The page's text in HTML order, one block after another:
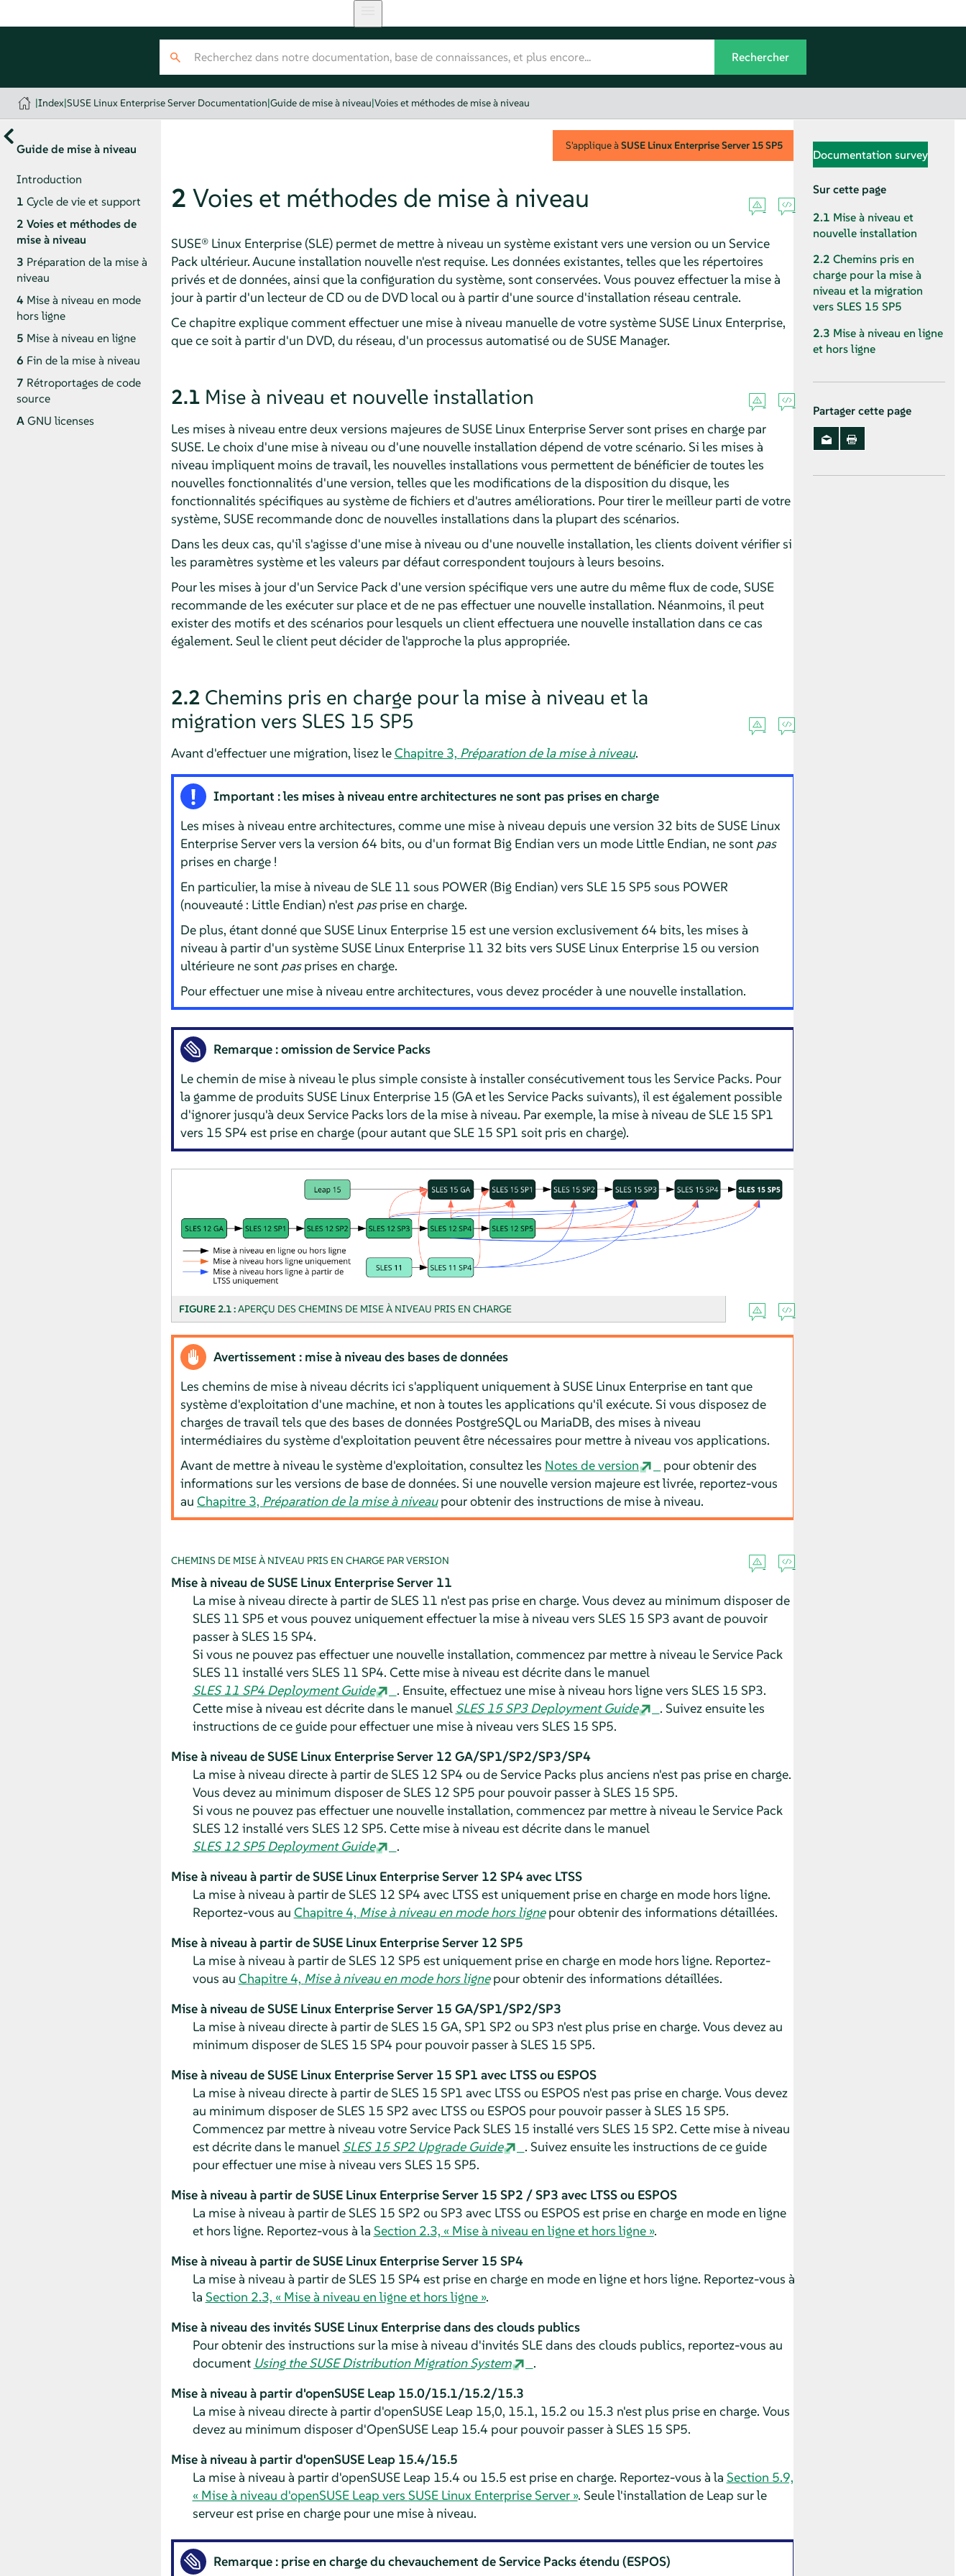
|Index|SUSE Linux Enterprise Server Documentation|Guide de mise à niveau|Voies et méthodes de mise à niveau
Guide de mise à niveau
Introduction
1 Cycle de vie et support
2 Voies et méthodes de
mise à niveau
3 Préparation de la mise à
niveau
4 Mise à niveau en mode
hors ligne
5 Mise à niveau en ligne
6 Fin de la mise à niveau
7 Rétroportages de code
source
AGNU licenses
S'applique àSUSE Linux Enterprise Server 15 SP5
2 Voies et méthodes de mise à niveau
SUSE® Linux Enterprise (SLE) permet de mettre à niveau un système existant vers une version ou un Service
Pack ultérieur. Aucune installation nouvelle n'est requise. Les données existantes, telles que les répertoires
privés et de données, ainsi que la configuration du système, sont conservées. Vous pouvez effectuer la mise à
jour à partir d'un lecteur de CD ou de DVD local ou à partir d'une source d'installation réseau centrale.
Ce chapitre explique comment effectuer une mise à niveau manuelle de votre système SUSE Linux Enterprise,
que ce soit à partir d'un DVD, du réseau, d'un processus automatisé ou de SUSE Manager.
2.1 Mise à niveau et nouvelle installation
Les mises à niveau entre deux versions majeures de SUSE Linux Enterprise Serversont prises en charge par
SUSE. Le choix d'une mise à niveau ou d'une nouvelle installation dépend de votre scénario. Si les mises à
niveau impliquent moins de travail, les nouvelles installations vous permettent de bénéficier de toutes les
nouvelles fonctionnalités d'une version, telles que les modifications de la disposition du disque, les
fonctionnalités spécifiques au système de fichiers et d'autres améliorations. Pour tirer le meilleur parti de votre
système, SUSE recommande donc de nouvelles installations dans la plupart des scénarios.
Dans les deux cas, qu'il s'agisse d'une mise à niveau ou d'une nouvelle installation, les clients doivent vérifier si
les paramètres système et les valeurs par défaut correspondent toujours à leurs besoins.
Pour les mises à jour d'un Service Pack d'une version spécifique vers une autre du même flux de code, SUSE
recommande de les exécuter sur place et de ne pas effectuer une nouvelle installation. Néanmoins, il peut
exister des motifs et des scénarios pour lesquels un client effectuera une nouvelle installation dans ce cas
également. Seul le client peut décider de l'approche la plus appropriée.
2.2 Chemins pris en charge pour la mise à niveau et la
migration vers SLES 15 SP5
Avant d'effectuer une migration, lisez leChapitre 3, Préparation de la mise à niveau.
Important : les mises à niveau entre architectures ne sont pas prises en charge
Les mises à niveau entre architectures, comme une mise à niveau depuis une version 32 bits de SUSE Linux
Enterprise Serververs la version 64 bits, ou d'un format Big Endian vers un mode Little Endian, ne sont pas
prises en charge !
En particulier, la mise à niveau de SLE 11 sous POWER (Big Endian) vers SLE 15 SP5 sous POWER
(nouveauté : Little Endian) n'est pasprise en charge.
De plus, étant donné que SUSE Linux Enterprise 15 est une version exclusivement 64 bits, les mises à
niveau à partir d'un système SUSE Linux Enterprise 11 32 bits vers SUSE Linux Enterprise 15 ou version
ultérieure ne sont pasprises en charge.
Pour effectuer une mise à niveau entre architectures, vous devez procéder à une nouvelle installation.
Remarque : omission de Service Packs
Le chemin de mise à niveau le plus simple consiste à installer consécutivement tous les Service Packs. Pour
la gamme de produits SUSE Linux Enterprise 15 (GA et les Service Packs suivants), il est également possible
d'ignorer jusqu'à deux Service Packs lors de la mise à niveau. Par exemple, la mise à niveau de SLE 15 SP1
vers 15 SP4 est prise en charge (pour autant que SLE 15 SP1 soit pris en charge).
FIGURE 2.1 :APERÇU DES CHEMINS DE MISE À NIVEAU PRIS EN CHARGE
Avertissement : mise à niveau des bases de données
Les chemins de mise à niveau décrits ici s'appliquent uniquement à SUSE Linux Enterprise en tant que
système d'exploitation d'une machine, et non à toutes les applications qu'il exécute. Si vous disposez de
charges de travail tels que des bases de données PostgreSQL ou MariaDB, des mises à niveau
intermédiaires du système d'exploitation peuvent être nécessaires pour mettre à niveau vos applications.
Avant de mettre à niveau le système d'exploitation, consultez les Notes de version
pour obtenir des
informations sur les versions de base de données. Si une nouvelle version majeure est livrée, reportez-vous
auChapitre 3, Préparation de la mise à niveaupour obtenir des instructions de mise à niveau.
CHEMINS DE MISE À NIVEAU PRIS EN CHARGE PAR VERSION
Mise à niveau deSUSE Linux Enterprise Server11
La mise à niveau directe à partir de SLES 11 n'est pas prise en charge. Vous devez au minimum disposer de
SLES 11 SP5 et vous pouvez uniquement effectuer la mise à niveau vers SLES 15 SP3 avant de pouvoir
passer à SLES 15 SP4.
Si vous ne pouvez pas effectuer une nouvelle installation, commencez par mettre à niveau le Service Pack
SLES 11 installé vers SLES 11 SP4. Cette mise à niveau est décrite dans le manuel
SLES11 SP4 Deployment Guide . Ensuite, effectuez une mise à niveau hors ligne vers SLES 15 SP3.
Cette mise à niveau est décrite dans le manuel SLES15 SP3Deployment Guide
. Suivez ensuite les
instructions de ce guide pour effectuer une mise à niveau vers SLES 15 SP5.
Mise à niveau deSUSE Linux Enterprise Server12 GA/SP1/SP2/SP3/SP4
La mise à niveau directe à partir de SLES 12 SP4 ou de Service Packs plus anciens n'est pas prise en charge.
Vous devez au minimum disposer de SLES 12 SP5 pour pouvoir passer à SLES 15 SP5.
Si vous ne pouvez pas effectuer une nouvelle installation, commencez par mettre à niveau le Service Pack
SLES 12 installé vers SLES 12 SP5. Cette mise à niveau est décrite dans le manuel
SLES12 SP5Deployment Guide
.
Mise à niveau à partir deSUSE Linux Enterprise Server12 SP4 avec LTSS
La mise à niveau à partir de SLES 12 SP4 avec LTSS est uniquement prise en charge en mode hors ligne.
Reportez-vous au Chapitre 4, Mise à niveau en mode hors lignepour obtenir des informations détaillées.
Mise à niveau à partir deSUSE Linux Enterprise Server12 SP5
La mise à niveau à partir de SLES 12 SP5 est uniquement prise en charge en mode hors ligne. Reportez-
vous au Chapitre 4, Mise à niveau en mode hors lignepour obtenir des informations détaillées.
Mise à niveau deSUSE Linux Enterprise Server15 GA/SP1/SP2/SP3
La mise à niveau directe à partir de SLES 15 GA, SP1 SP2 ou SP3 n'est plus prise en charge. Vous devez au
minimum disposer de SLES 15 SP4 pour pouvoir passer à SLES 15 SP5.
Mise à niveau deSUSE Linux Enterprise Server 15 SP1 avec LTSS ou ESPOS
La mise à niveau directe à partir de SLES 15 SP1 avec LTSS ou ESPOS n'est pas prise en charge. Vous devez
au minimum disposer de SLES 15 SP2 avec LTSS ou ESPOS pour pouvoir passer à SLES 15 SP5.
Commencez par mettre à niveau votre Service Pack SLES 15 installé vers SLES 15 SP2. Cette mise à niveau
est décrite dans le manuel SLES15 SP2 Upgrade Guide
. Suivez ensuite les instructions de ce guide
pour effectuer une mise à niveau vers SLES 15 SP5.
Mise à niveau à partir deSUSE Linux Enterprise Server15 SP2 / SP3 avec LTSS ou ESPOS
La mise à niveau à partir de SLES 15 SP2 ou SP3 avec LTSS ou ESPOS est prise en charge en mode en ligne
et hors ligne. Reportez-vous à la Section 2.3, « Mise à niveau en ligne et hors ligne ».
Mise à niveau à partir deSUSE Linux Enterprise Server15 SP4
La mise à niveau à partir de SLES 15 SP4 est prise en charge en mode en ligne et hors ligne. Reportez-vous à
la Section 2.3, « Mise à niveau en ligne et hors ligne ».
Mise à niveau des invités SUSE Linux Enterprise dans des clouds publics
Pour obtenir des instructions sur la mise à niveau d'invités SLE dans des clouds publics, reportez-vous au
document Using the SUSE Distribution Migration System
.
Mise à niveau à partir d'openSUSE Leap 15.0/15.1/15.2/15.3
La mise à niveau directe à partir d'openSUSE Leap 15,0, 15.1, 15.2 ou 15.3 n'est plus prise en charge. Vous
devez au minimum disposer d'OpenSUSE Leap 15.4 pour pouvoir passer à SLES 15 SP5.
Mise à niveau à partir d'openSUSE Leap 15.4/15.5
La mise à niveau à partir d'openSUSE Leap 15.4 ou 15.5 est prise en charge. Reportez-vous à la Section 5.9,
« Mise à niveau d'openSUSE Leap vers SUSE Linux Enterprise Server». Seule l'installation de Leap sur le
serveur est prise en charge pour une mise à niveau.
Remarque : prise en charge du chevauchement de Service Packs étendu (ESPOS)
Documentation survey
Sur cette page
2.1 Mise à niveau et
nouvelle installation
2.2 Chemins pris en
charge pour la mise à
niveau et la migration
versSLES 15 SP5
2.3 Mise à niveau en ligne
et hors ligne
Partager cette page